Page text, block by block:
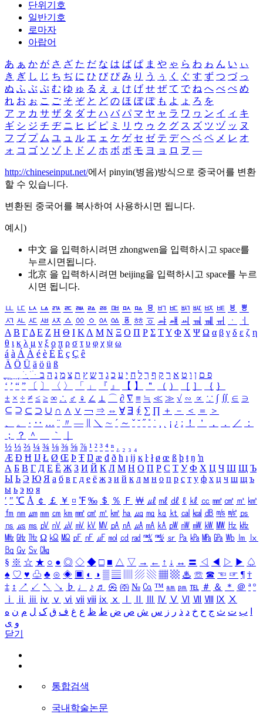
단위기호
일반기호
로마자
아랍어
あ ぁ か が さ ざ た だ な は ば ぱ ま や ゃ ら わ ゎ ん い ぃ
き ぎ し じ ち ぢ に ひ び ぴ み り う ぅ く ぐ す ず つ づ っ
ぬ ふ ぶ ぷ む ゆ ゅ る え ぇ け げ せ ぜ て で ね へ べ ぺ め
れ お ぉ こ ご そ ぞ と ど の ほ ぼ ぽ も よ ょ ろ を
ア ァ カ サ ザ タ ダ ナ ハ バ パ マ ヤ ャ ラ ワ ヮ ン イ ィ キ
ギ シ ジ チ ヂ ニ ヒ ビ ピ ミ リ ウ ゥ ク グ ス ズ ツ ヅ ッ ヌ
フ ブ プ ム ユ ュ ル エ ェ ケ ゲ セ ゼ テ デ ヘ ベ ペ メ レ オ
ォ コ ゴ ソ ゾ ト ド ノ ホ ボ ポ モ ヨ ョ ロ ヲ ―
http://chineseinput.net/에서 pinyin(병음)방식으로 중국어를 변환
할 수 있습니다.
변환된 중국어를 복사하여 사용하시면 됩니다.
예시)
中文 을 입력하시려면 zhongwen을 입력하시고 space를
누르시면됩니다.
北京 을 입력하시려면 beijing을 입력하시고 space를 누르
시면 됩니다.
ㅥ ㅦ ㅧ ㅨ ㅩ ㅪ ㅫ ㅬ ㅭ ㅮ ㅯ ㅰ ㅱ ㅲ ㅳ ㅴ ㅵ ㅶ ㅷ ㅸ
ㅹ
ㅺ ㅻ ㅼ ㅽ ㅾ ㅿ ㆀ ㆁ ㆂ ㆃ ㆄ ㆅ ㆆ ㆇ ㆈ ㆉ ㆊ ㆋ ㆌ ㆍ
ㆎ
Α Β ΓΔ Ε Ζ Η Θ Ι ΚΛ Μ Ν Ξ Ο Π Ρ Σ ΤΥ Φ Χ Ψ Ω α β γ δ ε ζ η
θ ι κ λ μ ν ξ ο π ρ σ τ υ φ χ ψ ω
á à Á À é è É È ç Ç ê
Ä Ö Ü ä ö ü ß
ִֶֹ ֻּ ׁׂ פ ם ן ו ט א ר ק ף ך ל ח י ע כ ג ד ש ץ ת צ מ נ ה ב
‘ ’ “ ” 〔 〕 〈 〉 「 」 『 』 【 】 ＂ （ ） ［ ］ ｛ ｝
± × ÷ ≠ ≤ ≥ ∞ ∴ ♂ ♀ ∠ ⊥ ⌒ ∂ ∇ ≡ ≒ ≪ ≫ √ ∽ ∝ ∵ ∫ ∬ ∈ ∋
⊆ ⊇ ⊂ ⊃ ∪ ∩ ∧ ∨ ￢ ⇒ ⇔ ∀ ∃ ∮ ∑ ∏ ＋ － ＜ ＝
＞
、
。 · ‥ … ¨ 〃 ― ＼ ∼ ´ ～ ˇ ˘ ˝ ˚ ˙ ¸ ¡ ¿ ː ！ ＇ ， ． ／
：
；
？ ＾ ｀
½ ⅓ ⅔ ¼ ¾ ⅛ ⅜ ⅝ ⅞ ¹ ² ³ ⁴ ⁿ ₁ ₂ ₃ ₄
Æ Ð Ħ Ĳ Ł Ø Œ Þ Ŧ Ŋ æ đ ð ħ ı ĳ ĸ ŀ ł ø œ ß þ ŧ ŋ ŉ
А Б В Г Д Е Ё Ж З И Й К Л М Н О П Р С Т У Ф Х Ц Ч Ш Щ Ъ
Ы Ь Э Ю Я а б в г д е ё ж з и й к л м н о п р с т у ф х ц ч ш щ ъ
ы ь э ю я
′ ″ ℃ Å ￠ ￡ ￥ ¤ ℉ ‰ ＄ ％ Ｆ ￦ ㎕ ㎖ ㎗ ℓ ㎘ ㏄ ㎣ ㎤ ㎥ ㎦
㎙ ㎚ ㎛ ㎜ ㎝ ㎞ ㎟ ㎠ ㎡ ㎢ ㏊ ㎍ ㎎ ㎏ ㏏ ㎈ ㎉ ㏈ ㎧ ㎨ ㎰
㎱ ㎲ ㎳ ㎴ ㎵ ㎶ ㎷ ㎸ ㎹ ㎀ ㎁ ㎂ ㎃ ㎄ ㎺ ㎻ ㎽ ㎾ ㎿ ㎐ ㎑
㎒ ㎓ ㎔ Ω ㏀ ㏁ ㎊ ㎋ ㎌ ㏖ ㏅ ㎭ ㎮ ㎯ ㏛ ㎩ ㎪ ㎫ ㎬ ㏝ ㏐
㏓
㏃ ㏉ ㏜ ㏆
§ ※ ☆ ★ ○ ● ◎ ◇ ◆ □ ■ △ ▽ → ← ↑ ↓ ↔ 〓 ◁ ◀ ▷ ▶ ♤
♠ ♡ ♥ ♧ ♣ ⊙ ◈ ▣ ◐ ◑ ▒ ▤ ▨ ▧ ▦ ▩ ♨ ☏ ☎ ☜ ☞ ¶ †
‡ ↕ ↗ ↙ ↖ ↘ ♭ ♩ ♪ ♬ ㉿ ㈜ № ㏇ ™ ㏂ ㏘ ℡ ＃ ＆ ＊ ＠ ª º
ⅰ
ⅱ ⅲ ⅳ ⅴ ⅵ ⅶ ⅷ ⅸ ⅹ Ⅳ Ⅴ Ⅵ Ⅶ Ⅷ Ⅸ Ⅹ
ب ت ث ج ح خ د ذ ر ز س ش ص ض ط ظ ع غ ف ق ک ل م ن ه
و ی
닫기
통합검색
국내학술논문